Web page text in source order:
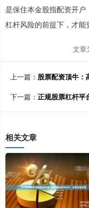
是保住本金股指配资开
杠杆风险的前提下，才能
文章
上一篇： 股票配资顶牛：
下一篇： 正规股票杠杆平
相关文章